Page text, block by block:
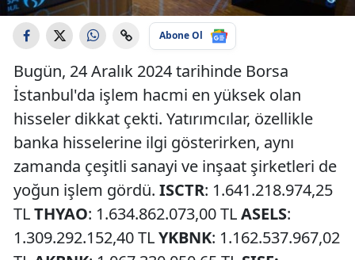
Abone Ol
Bugün, 24 Aralık 2024 tarihinde Borsa
İstanbul'da işlem hacmi en yüksek olan
hisseler dikkat çekti. Yatırımcılar, özellikle
banka hisselerine ilgi gösterirken, aynı
zamanda çeşitli sanayi ve inşaat şirketleri de
yoğun işlem gördü. ISCTR: 1.641.218.974,25
TLTHYAO: 1.634.862.073,00 TLASELS:
1.309.292.152,40 TLYKBNK: 1.162.537.967,02